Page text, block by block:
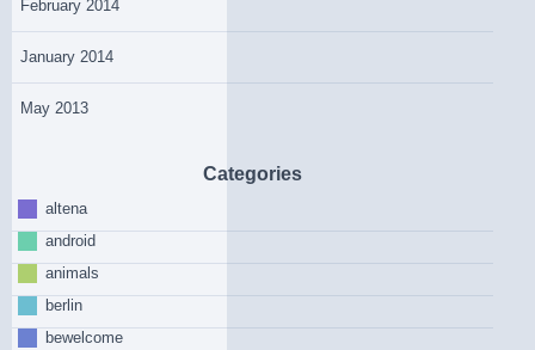
February 2014
January 2014
May 2013
Categories
altena
android
animals
berlin
bewelcome